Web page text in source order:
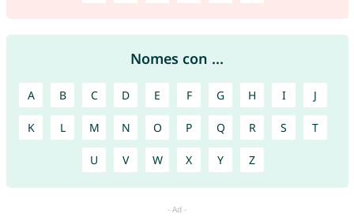
Nomes con ...
A B C D E F G H I J
K L M N O P Q R S T
U V W X Y Z